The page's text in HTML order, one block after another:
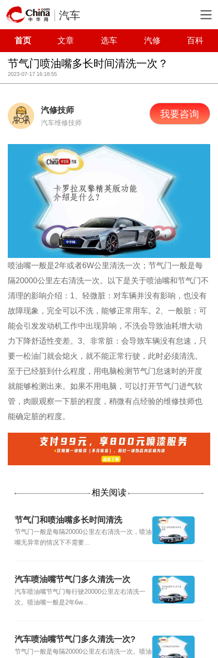
汽车
首页 文章 选车 汽修 百科
节气门喷油嘴多长时间清洗一次？
2023-07-17 16:18:55
汽修技师
汽车维修技师
我要咨询
喷油嘴一般是2年或者6W公里清洗一次；节气门一般是每
隔20000公里左右清洗一次。以下是关于喷油嘴和节气门不
清理的影响介绍：1、轻微脏：对车辆并没有影响，也没有
故障现象，完全可以不洗，能够正常用车。2、一般脏：可
能会引发发动机工作中出现异响，不洗会导致油耗增大动
力下降舒适性变差。3、非常脏：会导致车辆没有怠速，只
要一松油门就会熄火，就不能正常行驶，此时必须清洗。
至于已经脏到什么程度，用电脑检测节气门怠速时的开度
就能够检测出来。如果不用电脑，可以打开节气门进气软
管，肉眼观察一下脏的程度，稍微有点经验的维修技师也
能确定脏的程度。
相关阅读
节气门和喷油嘴多长时间清洗
节气门一般是每隔20000公里左右清洗一次，喷油
嘴无异常的情况下不需要...
汽车喷油嘴节气门多久清洗一次
汽车喷油嘴节气门每行驶20000公里左右清洗一
次。喷油嘴一般是2年6w...
汽车喷油嘴节气门多久清洗一次?
节气门一般是每隔20000公里左右清洗一次。喷油